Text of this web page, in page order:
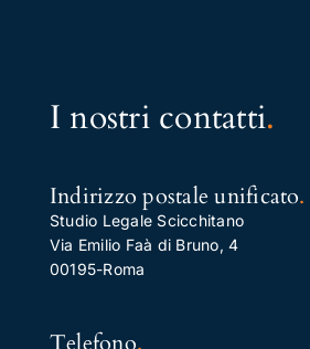
I nostri contatti.
Indirizzo postale unificato.
Studio Legale Scicchitano
Via Emilio Faà di Bruno, 4
00195-Roma
Telefono.